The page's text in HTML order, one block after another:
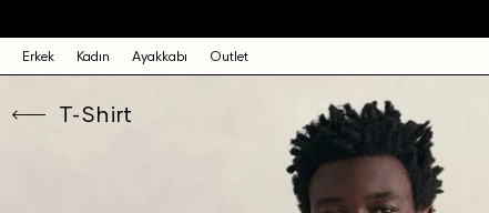
Erkek Kadın Ayakkabı Outlet
T-Shirt